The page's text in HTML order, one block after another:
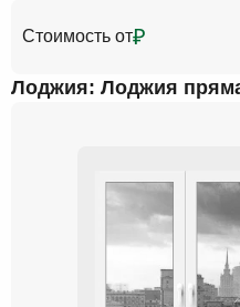
Стоимость от₽
Лоджия: Лоджия